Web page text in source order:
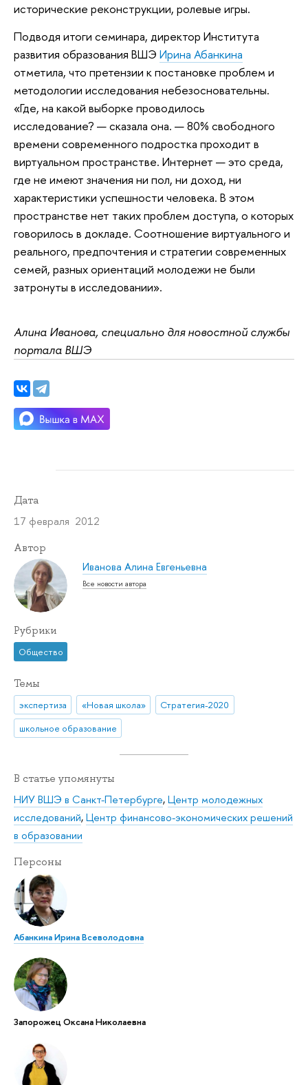
исторические реконструкции, ролевые игры.
Подводя итоги семинара, директор Института
развития образования ВШЭ Ирина Абанкина
отметила, что претензии к постановке проблем и
методологии исследования небезосновательны.
«Где, на какой выборке проводилось
исследование? — сказала она. — 80% свободного
времени современного подростка проходит в
виртуальном пространстве. Интернет — это среда,
где не имеют значения ни пол, ни доход, ни
характеристики успешности человека. В этом
пространстве нет таких проблем доступа, о которых
говорилось в докладе. Соотношение виртуального и
реального, предпочтения и стратегии современных
семей, разных ориентаций молодежи не были
затронуты в исследовании».
Алина Иванова, специально для новостной службы
портала ВШЭ
Дата
17 февраля 2012
Автор
Иванова Алина Евгеньевна
Все новости автора
Рубрики
Общество
Темы
экспертиза «Новая школа»
Стратегия-2020
школьное образование
В статье упомянуты
НИУ ВШЭ в Санкт-Петербурге,Центр молодежных
исследований,Центр финансово-экономических решений
в образовании
Персоны
Абанкина Ирина Всеволодовна
Запорожец Оксана Николаевна